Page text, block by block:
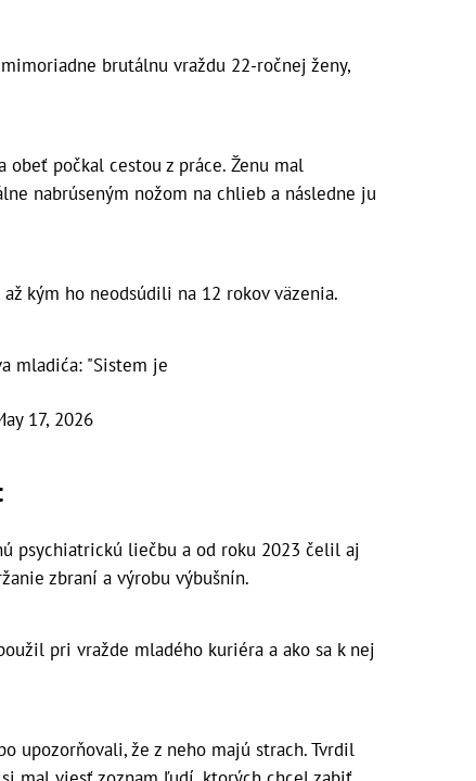
brutálnu vraždu 22-ročnej ženy,
obeť počkal cestou z práce. Ženu mal
nabrúseným nožom na chlieb a následne ju
kým ho neodsúdili na 12 rokov väzenia.
mladića: "Sistem je
17, 2026
psychiatrickú liečbu a od roku 2023 čelil aj
zbraní a výrobu výbušnín.
pri vražde mladého kuriéra a ako sa k nej
upozorňovali, že z neho majú strach. Tvrdil